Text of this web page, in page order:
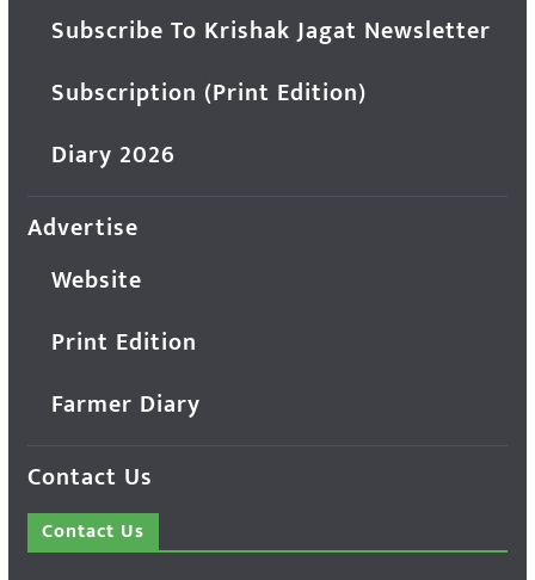
Subscribe To Krishak Jagat Newsletter
Subscription (Print Edition)
Diary 2026
Advertise
Website
Print Edition
Farmer Diary
Contact Us
Contact Us